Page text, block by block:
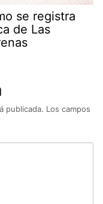
se registra
de Las
publicada. Los campos